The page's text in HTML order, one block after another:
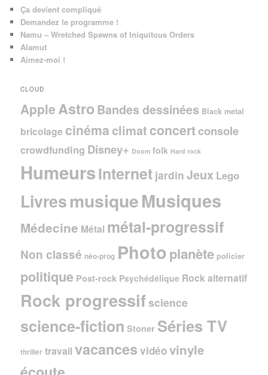
Ça devient compliqué
Demandez le programme !
Namu – Wretched Spawns of Iniquitous Orders
Alamut
Aimez-moi !
CLOUD
Apple AstroBandes dessinées Black metal
bricolage cinéma climat concertconsole
crowdfunding Disney+ Doom folk Hard rock
HumeursInternet jardin Jeux Lego
LivresmusiqueMusiques
Médecine Métal métal-progressif
Non classé néo-prog Photo planète policier
politique Post-rock Psychédélique Rock alternatif
Rock progressifscience
science-fiction Stoner Séries TV
thriller travail vacances vidéovinyle